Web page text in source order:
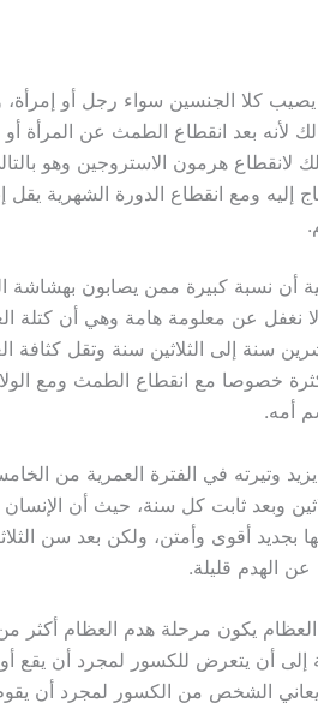
كلا الجنسين سواء رجل أو إمرأة،
بعد انقطاع الطمث عن المرأة أو
لانقطاع هرمون الاستروجين وهو
إليه ومع انقطاع الدورة الشهرية يقل
أن نسبة كبيرة ممن يصابون بهشاشة
بالمائة. كما أنه يجب ألا نغفل عن معلومة هامة وهي أن
سنة إلى الثلاثين سنة وتقل كثافة
خصوصا مع انقطاع الطمث ومع
أمه.
وتيرته في الفترة العمرية من
وبعد ثابت كل سنة، حيث أن
بجديد أقوى وأمتن، ولكن بعد سن
عن الهدم قليلة.
يكون مرحلة هدم العظام أكثر
أن يتعرض للكسور لمجرد أن
الشخص من الكسور لمجرد أن